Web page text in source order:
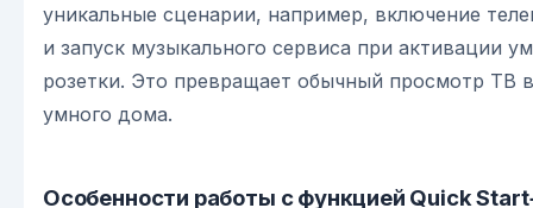
уникальные сценарии, например, включение
и запуск музыкального сервиса при активации
розетки. Это превращает обычный просмотр ТВ
умного дома.
Особенности работы с функцией Quick